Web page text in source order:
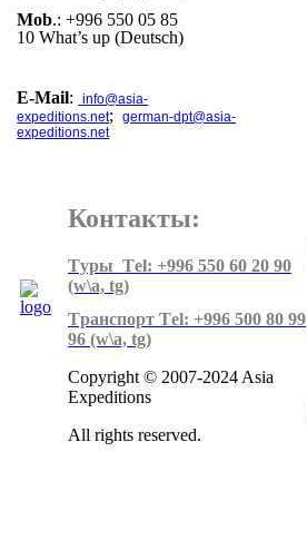
Mob.: +996 550 05 85
10 What’s up (Deutsch)
E-Mail:
info@asia-
expeditions.net;german-dpt@asia-
expeditions.net
Контакты:
Tуры Тel: +996 550 60 20 90
(w\a, tg)
Tранспорт Тel: +996 500 80 99
96 (w\a, tg)
Copyright © 2007-2024 Asia
Expeditions
All rights reserved.